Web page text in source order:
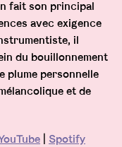
fait son principal
avec exigence
il
du bouillonnement
plume personnelle
et de
Spotify